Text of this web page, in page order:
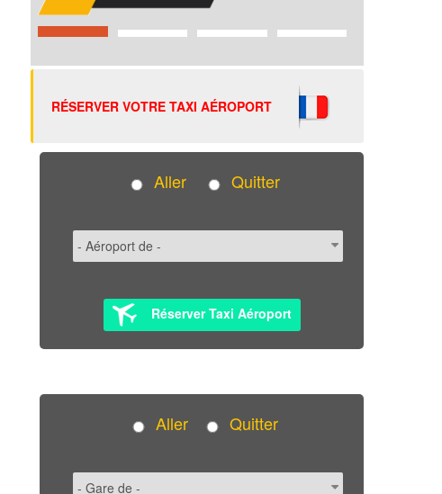
RÉSERVER VOTRE TAXI AÉROPORT
Aller Quitter
Réserver Taxi Aéroport
Aller Quitter